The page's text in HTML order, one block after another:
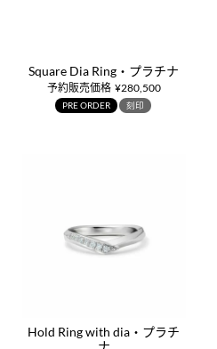
Square Dia Ring・プラチナ
予約販売価格 ¥280,500
PRE ORDER 刻印
Hold Ring with dia・プラチ
ナ